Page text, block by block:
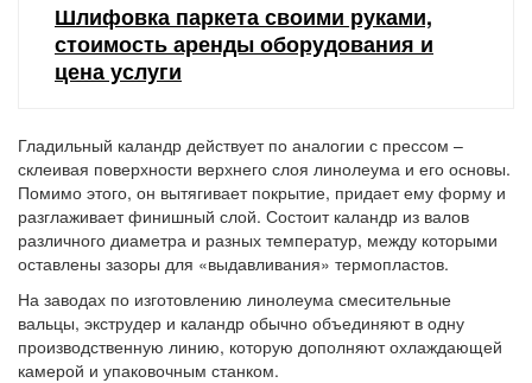
Шлифовка паркета своими руками,
стоимость аренды оборудования и
цена услуги
Гладильный каландр действует по аналогии с прессом –
склеивая поверхности верхнего слоя линолеума и его основы.
Помимо этого, он вытягивает покрытие, придает ему форму и
разглаживает финишный слой. Состоит каландр из валов
различного диаметра и разных температур, между которыми
оставлены зазоры для «выдавливания» термопластов.
На заводах по изготовлению линолеума смесительные
вальцы, экструдер и каландр обычно объединяют в одну
производственную линию, которую дополняют охлаждающей
камерой и упаковочным станком.